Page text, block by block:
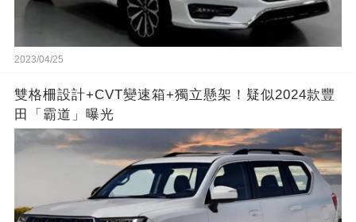
2023/04/25
雙格柵設計+CVT變速箱+獨立懸架！疑似2024款豐
田「霸道」曝光